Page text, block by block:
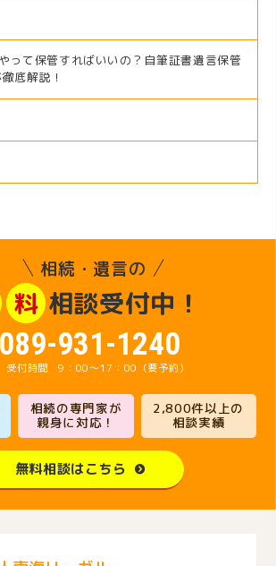
って保管すればいいの？自筆証書遺言保管
底解説！
相続・遺言の
料 相談受付中！
089-931-1240
9：00～17：00（要予約）
相続の専門家が
親身に対応！
2,800件以上の
相談実績
無料相談はこちら